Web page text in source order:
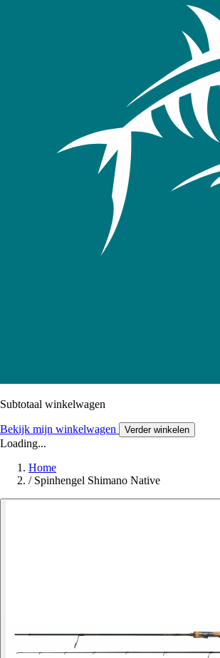
Subtotaal winkelwagen
Bekijk mijn winkelwagen Verder winkelen
Loading...
Home
/ Spinhengel Shimano Native